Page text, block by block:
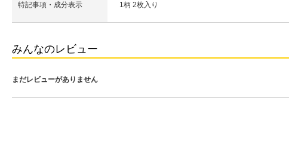
特記事項・成分表示 1柄 2枚入り
みんなのレビュー
まだレビューがありません